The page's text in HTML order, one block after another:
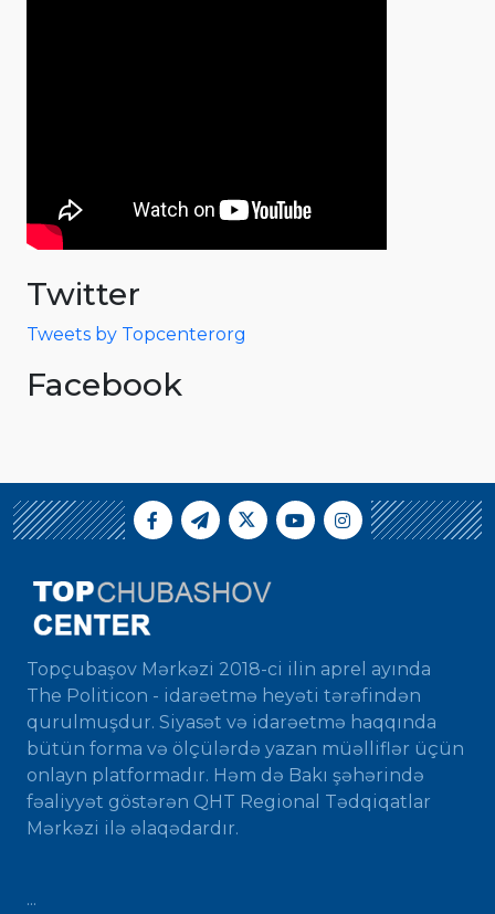
Twitter
Tweets by Topcenterorg
Facebook
Topçubaşov Mərkəzi 2018-ci ilin aprel ayında
The Politicon - idarəetmə heyəti tərəfindən
qurulmuşdur. Siyasət və idarəetmə haqqında
bütün forma və ölçülərdə yazan müəlliflər üçün
onlayn platformadır. Həm də Bakı şəhərində
fəaliyyət göstərən QHT Regional Tədqiqatlar
Mərkəzi ilə əlaqədardır.
...